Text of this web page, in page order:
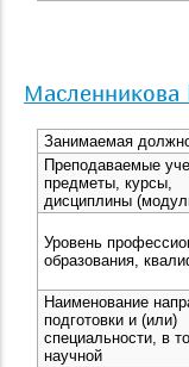
Масленникова
Занимаемая
Преподаваемые
предметы, курсы,
дисциплины
Уровень
образования,
Наименование
подготовки и (или)
специальности, в
научной